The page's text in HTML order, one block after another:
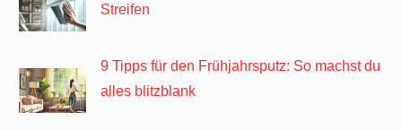
Streifen
9 Tipps für den Frühjahrsputz: So machst du
alles blitzblank